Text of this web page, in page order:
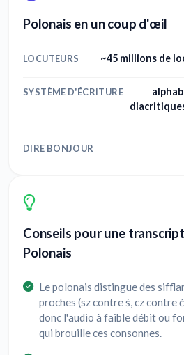
Polonais en un coup d'œil
LOCUTEURS ~45 millions de
SYSTÈME D'ÉCRITURE
diacritiques
DIRE BONJOUR
Conseils pour une
Polonais
Le polonais distingue des
proches (sz contre ś, cz contre
donc l'audio à faible débit ou
qui brouille ces consonnes.